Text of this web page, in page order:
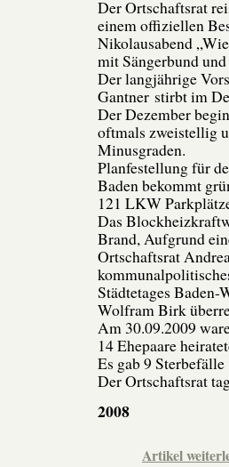
Der Ortschaftsrat
einem offiziellen
Nikolausabend
mit Sängerbund
Der langjährige
Gantner stirbt im
Der Dezember
oftmals zweistellig
Minusgraden.
Planfestellung für
Baden bekommt
121 LKW
Das
Brand, Aufgrund
Ortschaftsrat
Städtetages
Wolfram Birk
Am 30.09.2009
14 Ehepaare
Es gab 9 Sterbefälle
Der Ortschaftsrat
2008
Artikel